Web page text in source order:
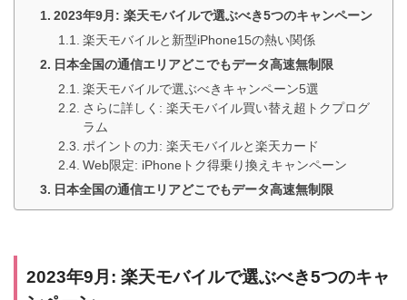
2023年9月: 楽天モバイルで選ぶべき5つのキャンペーン
楽天モバイルと新型iPhone15の熱い関係
日本全国の通信エリアどこでもデータ高速無制限
楽天モバイルで選ぶべきキャンペーン5選
さらに詳しく: 楽天モバイル買い替え超トクプログ
ラム
ポイントの力: 楽天モバイルと楽天カード
Web限定: iPhoneトク得乗り換えキャンペーン
日本全国の通信エリアどこでもデータ高速無制限
2023年9月: 楽天モバイルで選ぶべき5つのキャ